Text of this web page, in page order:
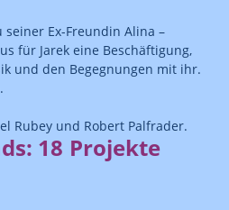
seiner Ex-Freundin Alina –
für Jarek eine Beschäftigung,
und den Begegnungen mit ihr.
Rubey und Robert Palfrader.
18 Projekte